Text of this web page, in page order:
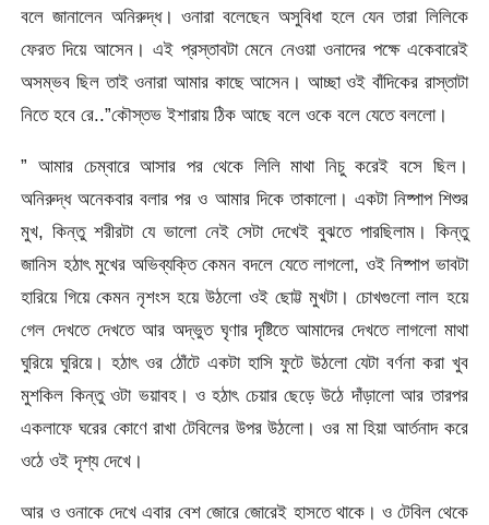
বলে জানালেন অনিরুদ্ধ। ওনারা বলেছেন অসুবিধা হলে যেন তারা লিলিকে
ফেরত দিয়ে আসেন। এই প্রস্তাবটা মেনে নেওয়া ওনাদের পক্ষে একেবারেই
অসম্ভব ছিল তাই ওনারা আমার কাছে আসেন। আচ্ছা ওই বাঁদিকের রাস্তাটা
নিতে হবে রে..”কৌস্তভ ইশারায় ঠিক আছে বলে ওকে বলে যেতে বললো।
” আমার চেম্বারে আসার পর থেকে লিলি মাথা নিচু করেই বসে ছিল।
অনিরুদ্ধ অনেকবার বলার পর ও আমার দিকে তাকালো। একটা নিষ্পাপ শিশুর
মুখ, কিন্তু শরীরটা যে ভালো নেই সেটা দেখেই বুঝতে পারছিলাম। কিন্তু
জানিস হঠাৎ মুখের অভিব্যক্তি কেমন বদলে যেতে লাগলো, ওই নিষ্পাপ ভাবটা
হারিয়ে গিয়ে কেমন নৃশংস হয়ে উঠলো ওই ছোট্ট মুখটা। চোখগুলো লাল হয়ে
গেল দেখতে দেখতে আর অদ্ভুত ঘৃণার দৃষ্টিতে আমাদের দেখতে লাগলো মাথা
ঘুরিয়ে ঘুরিয়ে। হঠাৎ ওর ঠোঁটে একটা হাসি ফুটে উঠলো যেটা বর্ণনা করা খুব
মুশকিল কিন্তু ওটা ভয়াবহ। ও হঠাৎ চেয়ার ছেড়ে উঠে দাঁড়ালো আর তারপর
একলাফে ঘরের কোণে রাখা টেবিলের উপর উঠলো। ওর মা হিয়া আর্তনাদ করে
ওঠে ওই দৃশ্য দেখে।
আর ও ওনাকে দেখে এবার বেশ জোরে জোরেই হাসতে থাকে। ও টেবিল থেকে